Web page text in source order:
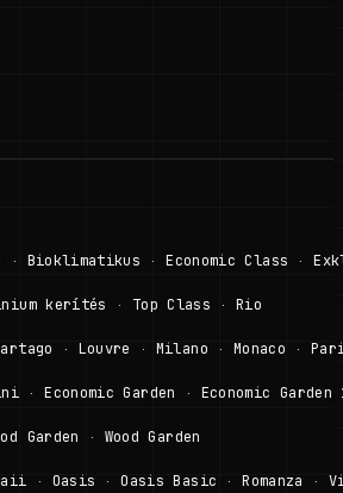
· Bioklimatikus · Economic Class ·
kerítés · Top Class · Rio
· Louvre · Milano · Monaco ·
· Economic Garden · Economic Garden
Garden · Wood Garden
· Oasis · Oasis Basic · Romanza ·